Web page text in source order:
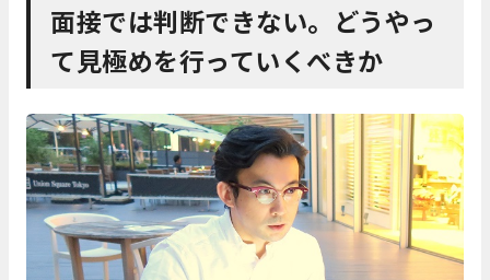
面接では判断できない。どうやっ
て見極めを行っていくべきか